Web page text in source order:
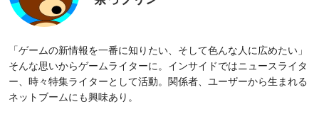
「ゲームの新情報を一番に知りたい、そして色んな人に広めたい」
そんな思いからゲームライターに。インサイドではニュースライタ
ー、時々特集ライターとして活動。関係者、ユーザーから生まれる
ネットブームにも興味あり。